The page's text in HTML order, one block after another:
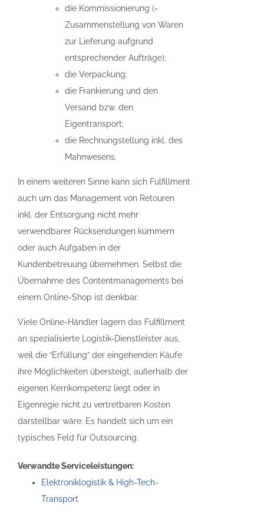
die Kommissionierung (=
Zusammenstellung von Waren
zur Lieferung aufgrund
entsprechender Aufträge);
die Verpackung;
die Frankierung und den
Versand bzw. den
Eigentransport;
die Rechnungstellung inkl. des
Mahnwesens.
In einem weiteren Sinne kann sich Fulfillment
auch um das Management von Retouren
inkl. der Entsorgung nicht mehr
verwendbarer Rücksendungen kümmern
oder auch Aufgaben in der
Kundenbetreuung übernehmen. Selbst die
Übernahme des Contentmanagements bei
einem Online-Shop ist denkbar.
Viele Online-Händler lagern das Fulfillment
an spezialisierte Logistik-Dienstleister aus,
weil die “Erfüllung” der eingehenden Käufe
ihre Möglichkeiten übersteigt, außerhalb der
eigenen Kernkompetenz liegt oder in
Eigenregie nicht zu vertretbaren Kosten
darstellbar wäre. Es handelt sich um ein
typisches Feld für Outsourcing.
Verwandte Serviceleistungen:
Elektroniklogistik & High-Tech-
Transport